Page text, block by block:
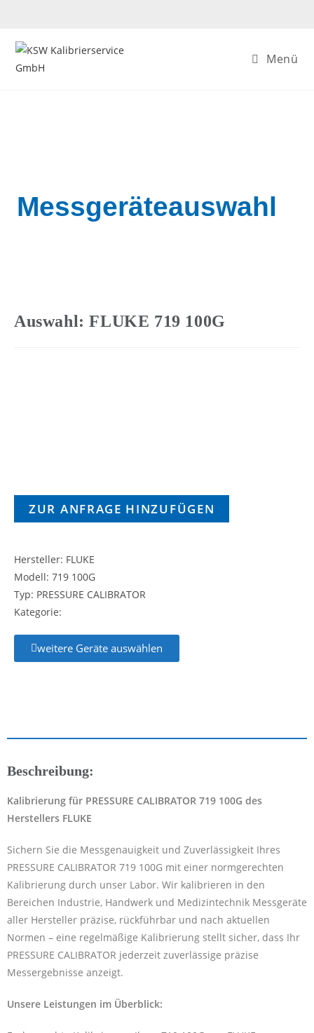
Menü
Messgeräteauswahl
Auswahl: FLUKE 719 100G
ZUR ANFRAGE HINZUFÜGEN
Hersteller: FLUKE
Modell: 719 100G
Typ: PRESSURE CALIBRATOR
Kategorie:
weitere Geräte auswählen
Beschreibung:
Kalibrierung für PRESSURE CALIBRATOR 719 100G des
Herstellers FLUKE
Sichern Sie die Messgenauigkeit und Zuverlässigkeit Ihres
PRESSURE CALIBRATOR 719 100G mit einer normgerechten
Kalibrierung durch unser Labor. Wir kalibrieren in den
Bereichen Industrie, Handwerk und Medizintechnik Messgeräte
aller Hersteller präzise, rückführbar und nach aktuellen
Normen – eine regelmäßige Kalibrierung stellt sicher, dass Ihr
PRESSURE CALIBRATOR jederzeit zuverlässige präzise
Messergebnisse anzeigt.
Unsere Leistungen im Überblick: